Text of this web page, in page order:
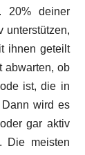
20% deiner
unterstützen,
ihnen geteilt
abwarten, ob
ist, die in
wird es
gar aktiv
Die meisten